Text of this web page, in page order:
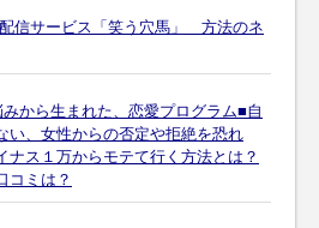
信サービス「笑う穴馬」 方法のネ
から生まれた、恋愛プログラム■自
い、女性からの否定や拒絶を恐れ
ナス１万からモテて行く方法とは？
ミは？